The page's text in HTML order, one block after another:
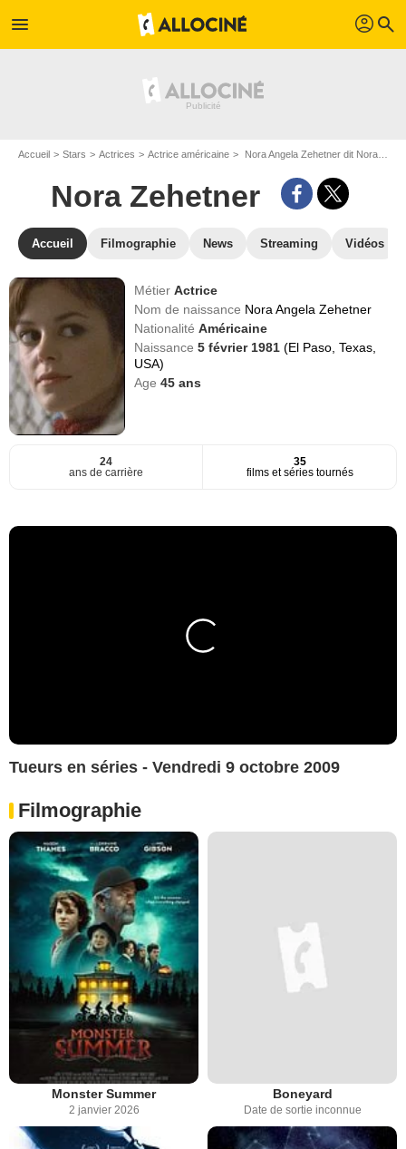
menu profil search
Accueil Stars Actrices Actrice américaine Nora Angela Zehetner dit Nora Zehetner
Nora Zehetner
Accueil Filmographie News Streaming Vidéos
MétierActrice
Nom de naissance Nora Angela Zehetner
NationalitéAméricaine
Naissance5 février 1981(El Paso, Texas,
USA)
Age45 ans
24
ans de carrière
35
films et séries tournés
Tueurs en séries - Vendredi 9 octobre 2009
Filmographie
Monster Summer
2 janvier 2026
Boneyard
Date de sortie inconnue